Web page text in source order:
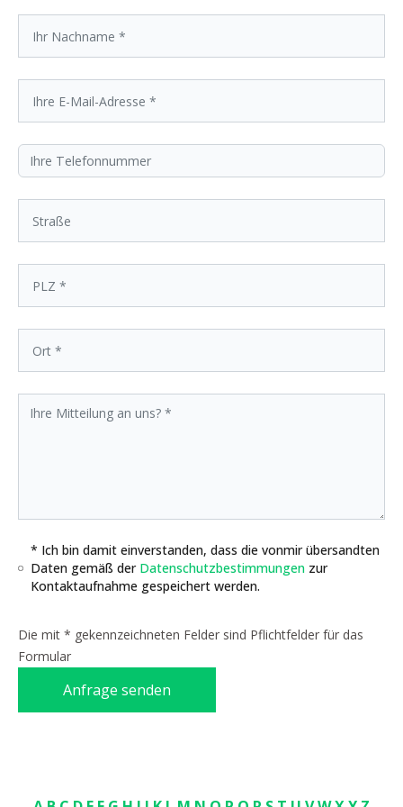
* Ich bin damit einverstanden, dass die vonmir übersandten
Daten gemäß der Datenschutzbestimmungen zur
Kontaktaufnahme gespeichert werden.
Die mit * gekennzeichneten Felder sind Pflichtfelder für das
Formular
Anfrage senden